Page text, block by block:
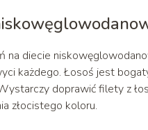
na diecie
każdego. Łosoś jest
doprawić filety z
złocistego koloru.